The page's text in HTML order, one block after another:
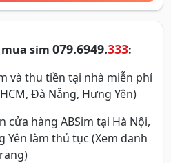
sim 079.6949.333:
và thu tiền tại nhà miễn phí
Đà Nẵng, Hưng Yên)
cửa hàng ABSim tại Hà Nội,
Yên làm thủ tục (Xem danh